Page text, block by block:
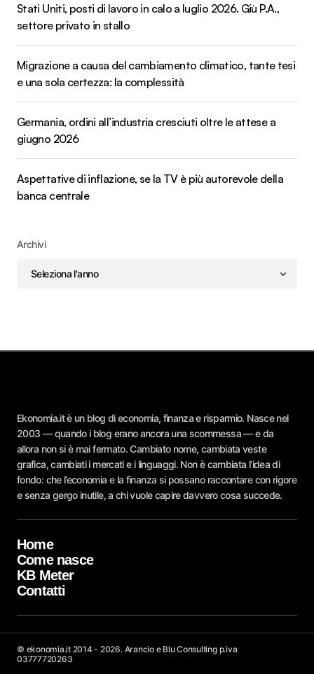
Stati Uniti, posti di lavoro in calo a luglio 2026. Giù P.A.,
settore privato in stallo
Migrazione a causa del cambiamento climatico, tante tesi
e una sola certezza: la complessità
Germania, ordini all’industria cresciuti oltre le attese a
giugno 2026
Aspettative di inflazione, se la TV è più autorevole della
banca centrale
Archivi
Ekonomia.it è un blog di economia, finanza e risparmio. Nasce nel
2003 — quando i blog erano ancora una scommessa — e da
allora non si è mai fermato. Cambiato nome, cambiata veste
grafica, cambiati i mercati e i linguaggi. Non è cambiata l’idea di
fondo: che l’economia e la finanza si possano raccontare con rigore
e senza gergo inutile, a chi vuole capire davvero cosa succede.
Home
Come nasce
KB Meter
Contatti
© ekonomia.it 2014 - 2026. Arancio e Blu Consulting p.iva
03777720263